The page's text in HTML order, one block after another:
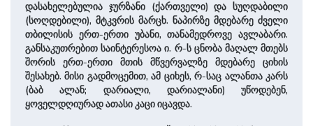
დასახელებულია ჯურზანი (ქართველი) და სუღდაბილი
(სოღდებილი), მტკვრის მარცხ. ნაპირზე მდებარე ძველი
თბილისის ერთ-ერთი უბანი, თანამედროვე ავლაბარი.
განსაკუთრებით საინტერესოა ი. რ-ს ცნობა მაღალ მთებს
შორის ერთ-ერთი მთის მწვერვალზე მდებარე ციხის
შესახებ. მისი გადმოცემით, ამ ციხეს, რ-საც ალანთა კარს
(ბაბ ალან; დარიალი, დარიალანი) უწოდებენ,
ყოველდღიურად ათასი კაცი იცავდა.